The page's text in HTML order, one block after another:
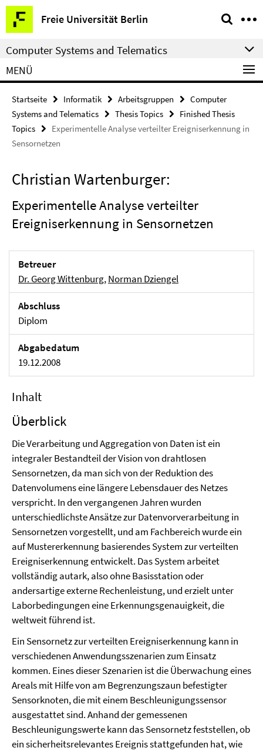
Springe
direkt
zu
Inhalt
Freie Universität Berlin
Service-
Navigation
Computer Systems and Telematics
MENÜ
Startseite Informatik Arbeitsgruppen
Computer
Systems and Telematics
Thesis Topics
Finished Thesis
Topics
Experimentelle Analyse verteilter Ereigniserkennung in
Sensornetzen
Christian Wartenburger:
Experimentelle Analyse verteilter
Ereigniserkennung in Sensornetzen
Betreuer
Dr. Georg Wittenburg,Norman Dziengel
Abschluss
Diplom
Abgabedatum
19.12.2008
Inhalt
Überblick
Die Verarbeitung und Aggregation von Daten ist ein
integraler Bestandteil der Vision von drahtlosen
Sensornetzen, da man sich von der Reduktion des
Datenvolumens eine längere Lebensdauer des Netzes
verspricht. In den vergangenen Jahren wurden
unterschiedlichste Ansätze zur Datenvorverarbeitung in
Sensornetzen vorgestellt, und am Fachbereich wurde ein
auf Mustererkennung basierendes System zur verteilten
Ereigniserkennung entwickelt. Das System arbeitet
vollständig autark, also ohne Basisstation oder
andersartige externe Rechenleistung, und erzielt unter
Laborbedingungen eine Erkennungsgenauigkeit, die
weltweit führend ist.
Ein Sensornetz zur verteilten Ereigniserkennung kann in
verschiedenen Anwendungsszenarien zum Einsatz
kommen. Eines dieser Szenarien ist die Überwachung eines
Areals mit Hilfe von am Begrenzungszaun befestigter
Sensorknoten, die mit einem Beschleunigungssensor
ausgestattet sind. Anhand der gemessenen
Beschleunigungswerte kann das Sensornetz feststellen, ob
ein sicherheitsrelevantes Ereignis stattgefunden hat, wie